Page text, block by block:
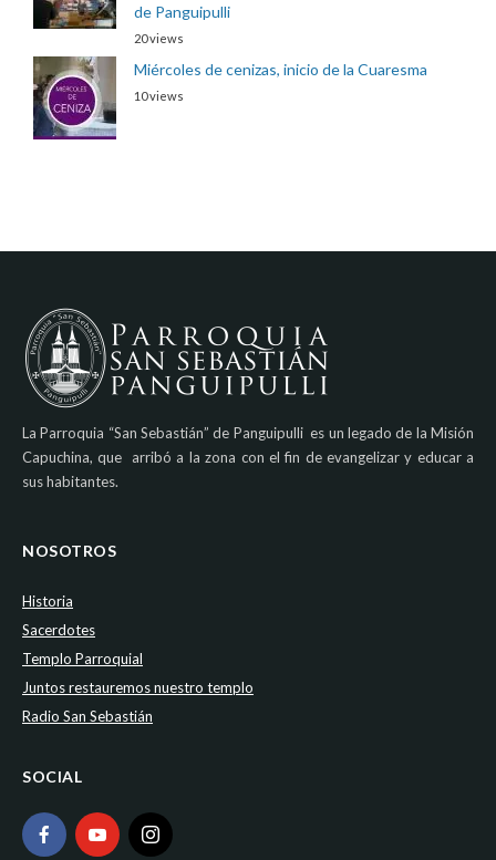
de Panguipulli
20 views
Miércoles de cenizas, inicio de la Cuaresma
10 views
La Parroquia “San Sebastián” de Panguipulli es un legado de la Misión
Capuchina, que arribó a la zona con el fin de evangelizar y educar a
sus habitantes.
NOSOTROS
Historia
Sacerdotes
Templo Parroquial
Juntos restauremos nuestro templo
Radio San Sebastián
SOCIAL